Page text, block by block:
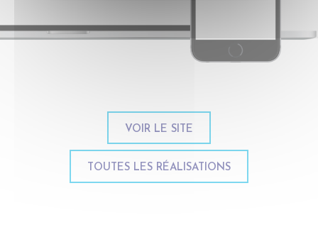
VOIR LE SITE
TOUTES LES RÉALISATIONS